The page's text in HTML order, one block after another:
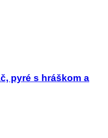
pyré s hráškom a